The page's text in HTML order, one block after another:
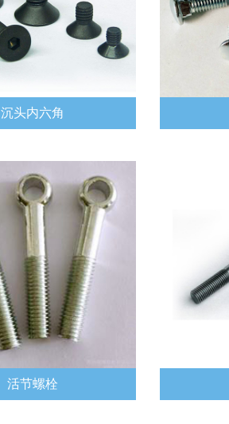
沉头内六角
活节螺栓